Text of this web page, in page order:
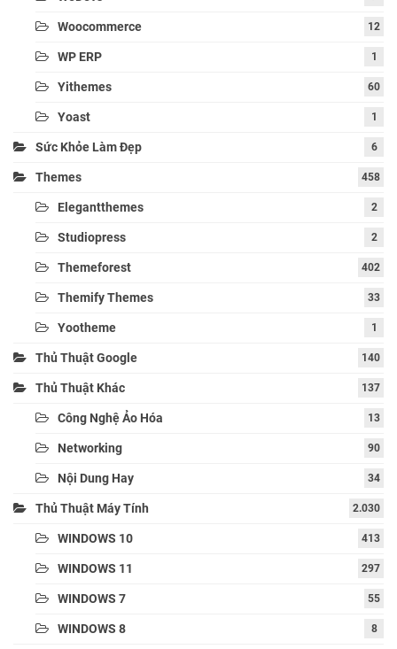
Woocommerce 12
WP ERP 1
Yithemes 60
Yoast 1
Sức Khỏe Làm Đẹp 6
Themes 458
Elegantthemes 2
Studiopress 2
Themeforest 402
Themify Themes 33
Yootheme 1
Thủ Thuật Google 140
Thủ Thuật Khác 137
Công Nghệ Ảo Hóa 13
Networking 90
Nội Dung Hay 34
Thủ Thuật Máy Tính 2.030
WINDOWS 10 413
WINDOWS 11 297
WINDOWS 7 55
WINDOWS 8 8